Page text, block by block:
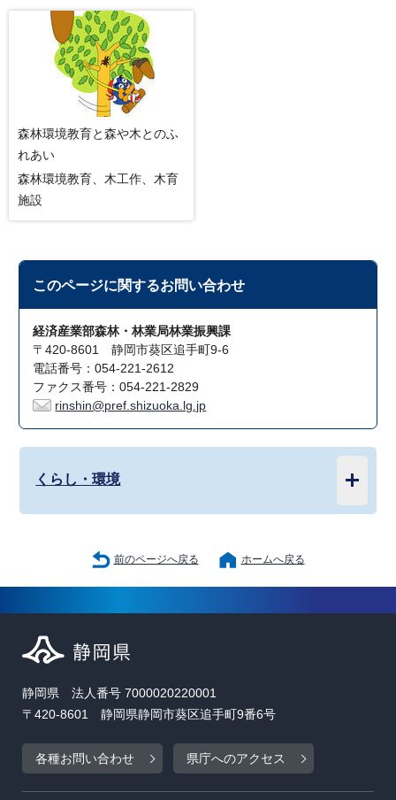
森林環境教育と森や木とのふ
れあい
森林環境教育、木工作、木育
施設
このページに関するお問い合わせ
経済産業部森林・林業局林業振興課
〒420-8601 静岡市葵区追手町9-6
電話番号：054-221-2612
ファクス番号：054-221-2829
rinshin@pref.shizuoka.lg.jp
くらし・環境
前のページへ戻る ホームへ戻る
静岡県 法人番号 7000020220001
〒420-8601 静岡県静岡市葵区追手町9番6号
各種お問い合わせ 県庁へのアクセス